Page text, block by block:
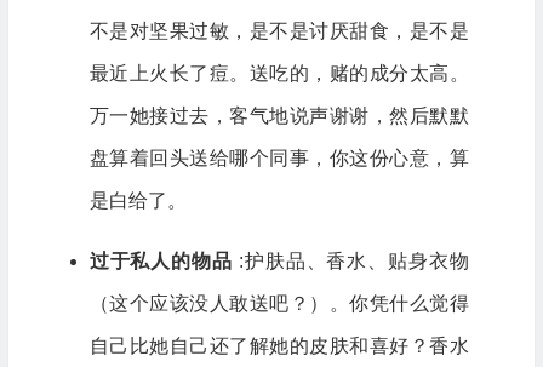
不是对坚果过敏，是不是讨厌甜食，是不是
最近上火长了痘。送吃的，赌的成分太高。
万一她接过去，客气地说声谢谢，然后默默
盘算着回头送给哪个同事，你这份心意，算
是白给了。
过于私人的物品 :护肤品、香水、贴身衣物
（这个应该没人敢送吧？）。你凭什么觉得
自己比她自己还了解她的皮肤和喜好？香水